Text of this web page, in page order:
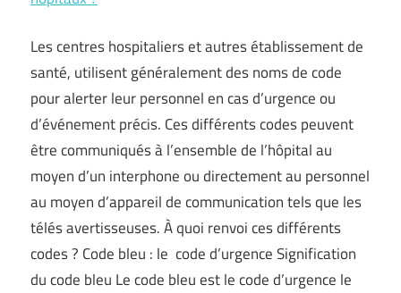
Les centres hospitaliers et autres établissement de
santé, utilisent généralement des noms de code
pour alerter leur personnel en cas d’urgence ou
d’événement précis. Ces différents codes peuvent
être communiqués à l’ensemble de l’hôpital au
moyen d’un interphone ou directement au personnel
au moyen d’appareil de communication tels que les
télés avertisseuses. À quoi renvoi ces différents
codes ? Code bleu : le code d’urgence Signification
du code bleu Le code bleu est le code d’urgence le